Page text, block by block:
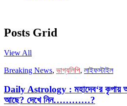
Posts Grid
View All
Breaking News, ভাগ্যলিপি, লাইফস্টাইল
Daily Astrology : মহাদেব‘র কৃপায়
আছে? দেখে নিন…………?